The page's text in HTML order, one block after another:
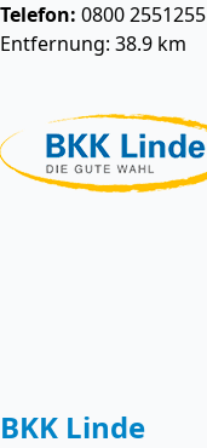
Telefon: 0800 2551255
Entfernung: 38.9 km
BKK Linde